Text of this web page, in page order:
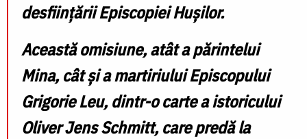
desființării Episcopiei Hușilor.
Această omisiune, atât a părintelui
Mina, cât și a martiriului Episcopului
Grigorie Leu, dintr-o carte a istoricului
Oliver Jens Schmitt, care predă la